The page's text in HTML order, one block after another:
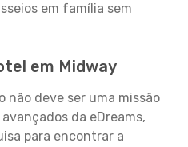
em família sem
em Midway
deve ser uma missão
da eDreams,
para encontrar a